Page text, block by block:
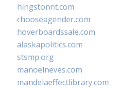
hingstonnt.com
chooseagender.com
hoverboardssale.com
alaskapolitics.com
stsmp.org
manoelneves.com
mandelaeffectlibrary.com